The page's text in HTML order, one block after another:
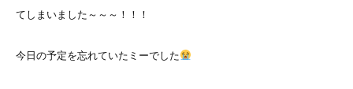
てしまいました～～～！！！
今日の予定を忘れていたミーでした